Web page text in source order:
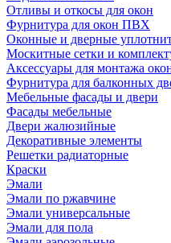
Отливы и откосы для окон
Фурнитура для окон ПВХ
Оконные и дверные
Москитные сетки и
Аксессуары для монтажа
Фурнитура для балконных
Мебельные фасады и двери
Фасады мебельные
Двери жалюзийные
Декоративные элементы
Решетки радиаторные
Краски
Эмали
Эмали по ржавчине
Эмали универсальные
Эмали для пола